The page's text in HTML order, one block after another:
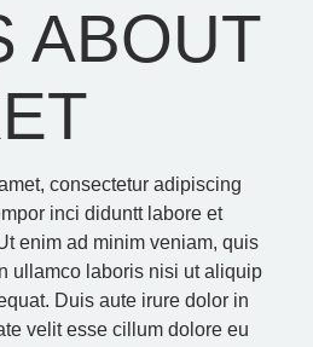
ABOUT
consectetur adipiscing
inci diduntt labore et
enim ad minim veniam, quis
ullamco laboris nisi ut aliquip
Duis aute irure dolor in
velit esse cillum dolore eu